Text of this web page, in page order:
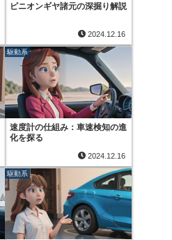
ピニオンギヤ諸元の深掘り解説
2024.12.16
駆動系
速度計の仕組み：車速検知の進
化を探る
2024.12.16
駆動系